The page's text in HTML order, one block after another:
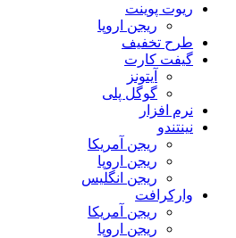
ریوت پوینت
ریجن اروپا
طرح تخفیف
گیفت کارت
آیتونز
گوگل پلی
نرم افزار
نینتندو
ریجن آمریکا
ریجن اروپا
ریجن انگلیس
وارکرافت
ریجن آمریکا
ریجن اروپا